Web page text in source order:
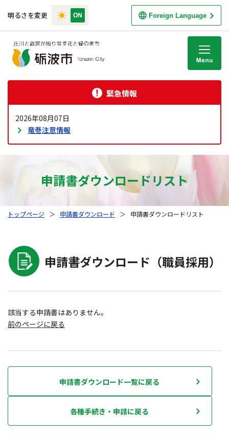
明るさを変更 Foreign Language
緊急情報
2026年08月07日
竜巻注意情報
申請書ダウンロードリスト
トップページ ＞ 申請書ダウンロード ＞ 申請書ダウンロードリスト
申請書ダウンロード（職員採用）
該当する申請書はありません。
前のページに戻る
申請書ダウンロード一覧に戻る
各種手続き・申請に戻る